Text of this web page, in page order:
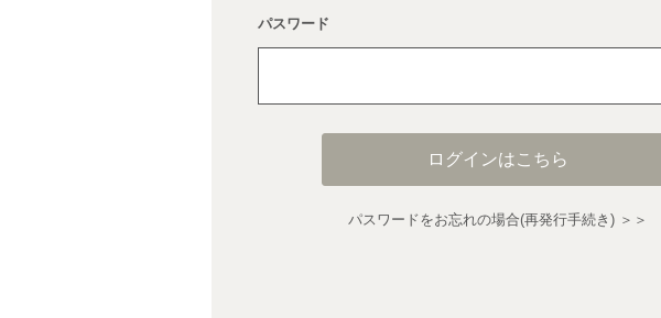
パスワード
ログインはこちら
パスワードをお忘れの場合(再発行手続き) ＞＞